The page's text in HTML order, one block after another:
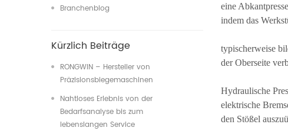
Branchenblog
Kürzlich Beiträge
RONGWIN – Hersteller von
Präzisionsbiegemaschinen
Nahtloses Erlebnis von der
Bedarfsanalyse bis zum
lebenslangen Service
eine
indem das
typischerweise
der Oberseite
Hydraulische
elektrische
den Stößel